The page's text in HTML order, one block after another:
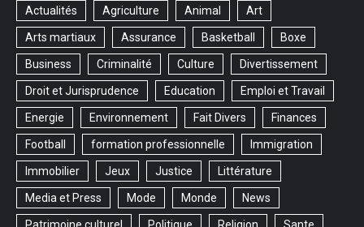
Actualités Agriculture Animal Art
Arts martiaux Assurance Basketball Boxe
Business Criminalité Culture Divertissement
Droit et Jurisprudence Education Emploi et Travail
Energie Environnement Fait Divers Finances
Football formation professionnelle Immigration
Immobilier Jeux Justice Littérature
Media et Press Mode Monde News